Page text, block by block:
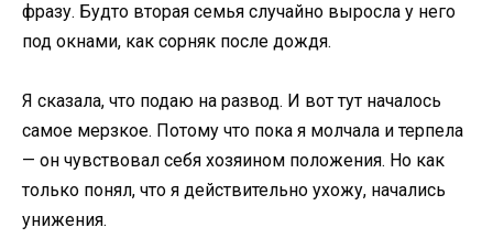
фразу. Будто вторая семья случайно выросла у него
под окнами, как сорняк после дождя.
Я сказала, что подаю на развод. И вот тут началось
самое мерзкое. Потому что пока я молчала и терпела
— он чувствовал себя хозяином положения. Но как
только понял, что я действительно ухожу, начались
унижения.